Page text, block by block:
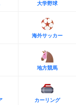
大学野球
海外サッカー
地方競馬
カーリング